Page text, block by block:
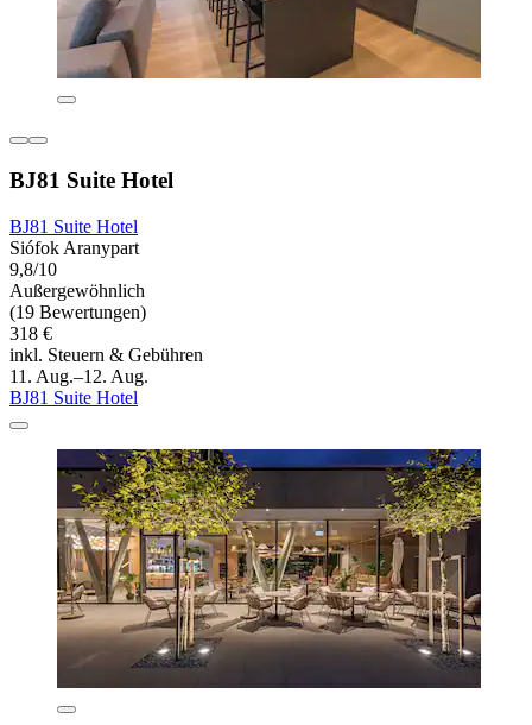
BJ81 Suite Hotel
BJ81 Suite Hotel
Siófok Aranypart
9,8/10
Außergewöhnlich
(19 Bewertungen)
318 €
inkl. Steuern & Gebühren
11. Aug.–12. Aug.
BJ81 Suite Hotel